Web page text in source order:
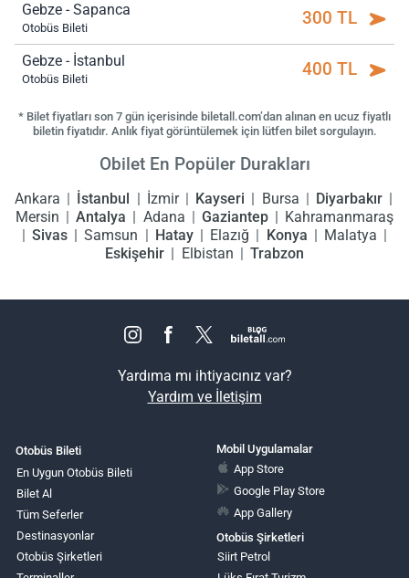
Gebze - Sapanca
Otobüs Bileti 300 TL
Gebze - İstanbul
Otobüs Bileti 400 TL
* Bilet fiyatları son 7 gün içerisinde biletall.com’dan alınan en ucuz fiyatlı
biletin fiyatıdır. Anlık fiyat görüntülemek için lütfen bilet sorgulayın.
Obilet En Popüler Durakları
Ankara İstanbul İzmir Kayseri Bursa
Diyarbakır
Mersin
Antalya Adana Gaziantep
Kahramanmaraş
Sivas
Samsun Hatay Elazığ Konya
Malatya
Eskişehir
Elbistan Trabzon
Yardıma mı ihtiyacınız var?
Yardım ve İletişim
Otobüs Bileti
En Uygun Otobüs Bileti
Bilet Al
Tüm Seferler
Destinasyonlar
Otobüs Şirketleri
Mobil Uygulamalar
App Store
Google Play Store
App Gallery
Otobüs Şirketleri
Siirt Petrol